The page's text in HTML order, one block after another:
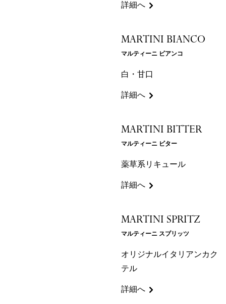
詳細へ
MARTINI BIANCO
マルティーニ ビアンコ
白・甘口
詳細へ
MARTINI BITTER
マルティーニ ビター
薬草系リキュール
詳細へ
MARTINI SPRITZ
マルティーニ スプリッツ
オリジナルイタリアンカク
テル
詳細へ